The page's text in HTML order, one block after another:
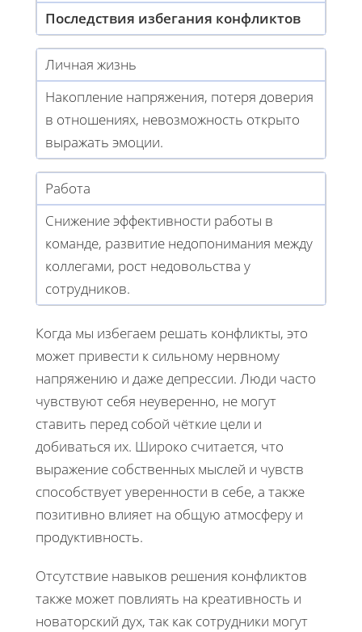
Последствия избегания конфликтов
Личная жизнь
Накопление напряжения, потеря доверия
в отношениях, невозможность открыто
выражать эмоции.
Работа
Снижение эффективности работы в
команде, развитие недопонимания между
коллегами, рост недовольства у
сотрудников.
Когда мы избегаем решать конфликты, это
может привести к сильному нервному
напряжению и даже депрессии. Люди часто
чувствуют себя неуверенно, не могут
ставить перед собой чёткие цели и
добиваться их. Широко считается, что
выражение собственных мыслей и чувств
способствует уверенности в себе, а также
позитивно влияет на общую атмосферу и
продуктивность.
Отсутствие навыков решения конфликтов
также может повлиять на креативность и
новаторский дух, так как сотрудники могут